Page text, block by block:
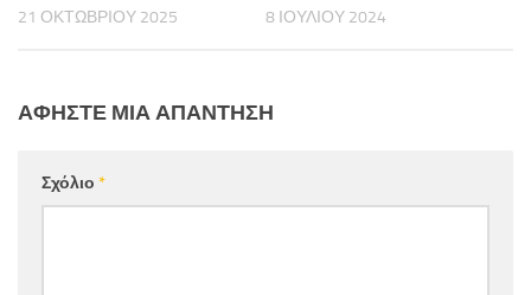
21 ΟΚΤΩΒΡΊΟΥ 2025 8 ΙΟΥΛΊΟΥ 2024
ΑΦΉΣΤΕ ΜΙΑ ΑΠΆΝΤΗΣΗ
Σχόλιο *